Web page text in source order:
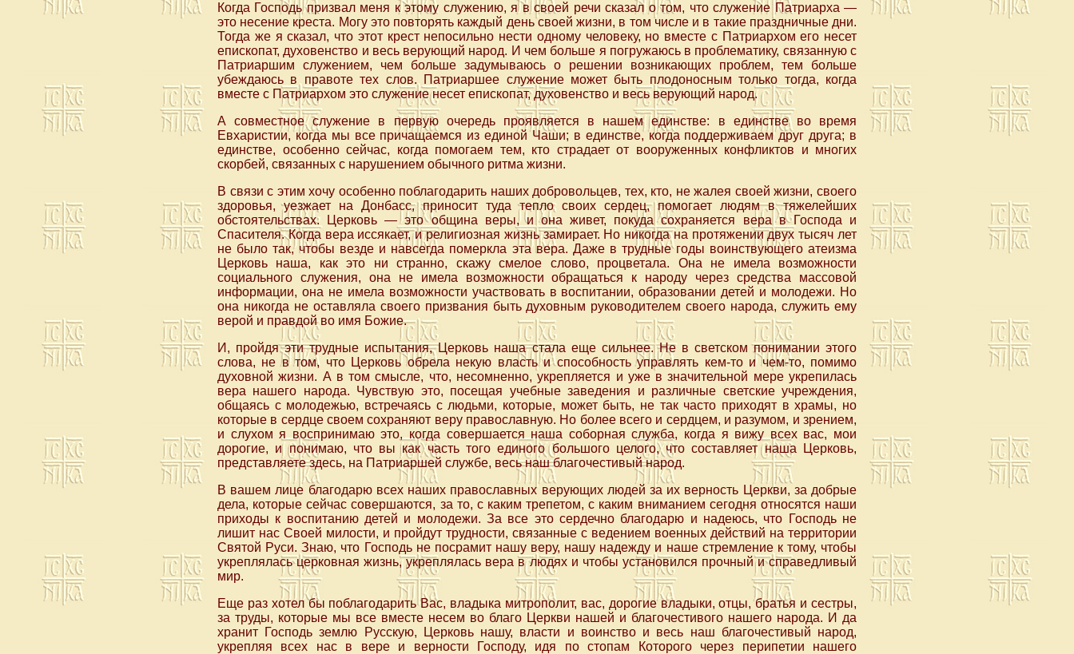
Когда Господь призвал меня к этому служению, я в своей речи сказал о том, что служение Патриарха —
это несение креста. Могу это повторять каждый день своей жизни, в том числе и в такие праздничные дни.
Тогда же я сказал, что этот крест непосильно нести одному человеку, но вместе с Патриархом его несет
епископат, духовенство и весь верующий народ. И чем больше я погружаюсь в проблематику, связанную с
Патриаршим служением, чем больше задумываюсь о решении возникающих проблем, тем больше
убеждаюсь в правоте тех слов. Патриаршее служение может быть плодоносным только тогда, когда
вместе с Патриархом это служение несет епископат, духовенство и весь верующий народ.
А совместное служение в первую очередь проявляется в нашем единстве: в единстве во время
Евхаристии, когда мы все причащаемся из единой Чаши; в единстве, когда поддерживаем друг друга; в
единстве, особенно сейчас, когда помогаем тем, кто страдает от вооруженных конфликтов и многих
скорбей, связанных с нарушением обычного ритма жизни.
В связи с этим хочу особенно поблагодарить наших добровольцев, тех, кто, не жалея своей жизни, своего
здоровья, уезжает на Донбасс, приносит туда тепло своих сердец, помогает людям в тяжелейших
обстоятельствах. Церковь — это община веры, и она живет, покуда сохраняется вера в Господа и
Спасителя. Когда вера иссякает, и религиозная жизнь замирает. Но никогда на протяжении двух тысяч лет
не было так, чтобы везде и навсегда померкла эта вера. Даже в трудные годы воинствующего атеизма
Церковь наша, как это ни странно, скажу смелое слово, процветала. Она не имела возможности
социального служения, она не имела возможности обращаться к народу через средства массовой
информации, она не имела возможности участвовать в воспитании, образовании детей и молодежи. Но
она никогда не оставляла своего призвания быть духовным руководителем своего народа, служить ему
верой и правдой во имя Божие.
И, пройдя эти трудные испытания, Церковь наша стала еще сильнее. Не в светском понимании этого
слова, не в том, что Церковь обрела некую власть и способность управлять кем-то и чем-то, помимо
духовной жизни. А в том смысле, что, несомненно, укрепляется и уже в значительной мере укрепилась
вера нашего народа. Чувствую это, посещая учебные заведения и различные светские учреждения,
общаясь с молодежью, встречаясь с людьми, которые, может быть, не так часто приходят в храмы, но
которые в сердце своем сохраняют веру православную. Но более всего и сердцем, и разумом, и зрением,
и слухом я воспринимаю это, когда совершается наша соборная служба, когда я вижу всех вас, мои
дорогие, и понимаю, что вы как часть того единого большого целого, что составляет наша Церковь,
представляете здесь, на Патриаршей службе, весь наш благочестивый народ.
В вашем лице благодарю всех наших православных верующих людей за их верность Церкви, за добрые
дела, которые сейчас совершаются, за то, с каким трепетом, с каким вниманием сегодня относятся наши
приходы к воспитанию детей и молодежи. За все это сердечно благодарю и надеюсь, что Господь не
лишит нас Своей милости, и пройдут трудности, связанные с ведением военных действий на территории
Святой Руси. Знаю, что Господь не посрамит нашу веру, нашу надежду и наше стремление к тому, чтобы
укреплялась церковная жизнь, укреплялась вера в людях и чтобы установился прочный и справедливый
мир.
Еще раз хотел бы поблагодарить Вас, владыка митрополит, вас, дорогие владыки, отцы, братья и сестры,
за труды, которые мы все вместе несем во благо Церкви нашей и благочестивого нашего народа. И да
хранит Господь землю Русскую, Церковь нашу, власти и воинство и весь наш благочестивый народ,
укрепляя всех нас в вере и верности Господу, идя по стопам Которого через перипетии нашего